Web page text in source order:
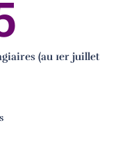
(au 1er juillet